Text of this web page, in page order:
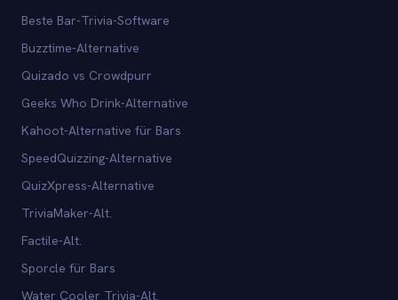
Beste Bar-Trivia-Software
Buzztime-Alternative
Quizado vs Crowdpurr
Geeks Who Drink-Alternative
Kahoot-Alternative für Bars
SpeedQuizzing-Alternative
QuizXpress-Alternative
TriviaMaker-Alt.
Factile-Alt.
Sporcle für Bars
Water Cooler Trivia-Alt.